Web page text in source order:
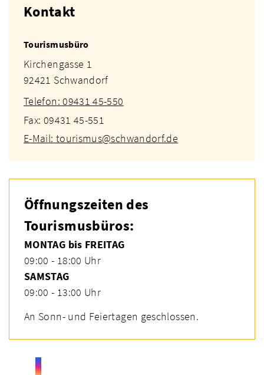
Kontakt
Tourismusbüro
Kirchengasse 1
92421 Schwandorf
Telefon: 09431 45-550
Fax: 09431 45-551
E-Mail: tourismus@schwandorf.de
Öffnungszeiten des
Tourismusbüros:
MONTAG bis FREITAG
09:00 - 18:00 Uhr
SAMSTAG
09:00 - 13:00 Uhr
An Sonn- und Feiertagen geschlossen.